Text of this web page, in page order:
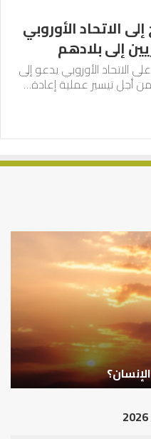
الاتحاد الأوروبي
إلى بلادهم
الأوروبي يدعو إلى
أجل تيسير عملية إعادة…